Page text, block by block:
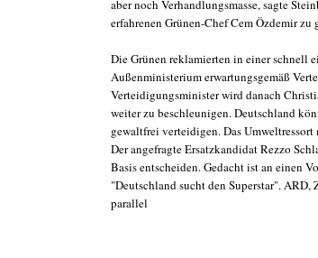
aber noch Verhandlungsmasse, sagte
erfahrenen Grünen-Chef Cem Özdemir zu
Die Grünen reklamierten in einer schnell
Außenministerium erwartungsgemäß
Verteidigungsminister wird danach
weiter zu beschleunigen. Deutschland
gewaltfrei verteidigen. Das
Der angefragte Ersatzkandidat Rezzo
Basis entscheiden. Gedacht ist an einen
"Deutschland sucht den Superstar".
parallel